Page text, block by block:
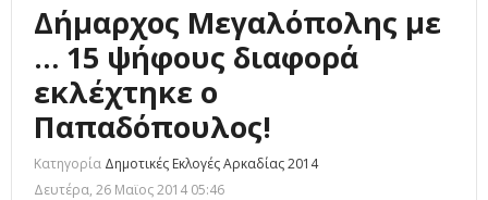
Δήμαρχος Μεγαλόπολης με
… 15 ψήφους διαφορά
εκλέχτηκε ο
Παπαδόπουλος!
Κατηγορία Δημοτικές Εκλογές Αρκαδίας 2014
Δευτέρα, 26 Μαϊος 2014 05:46